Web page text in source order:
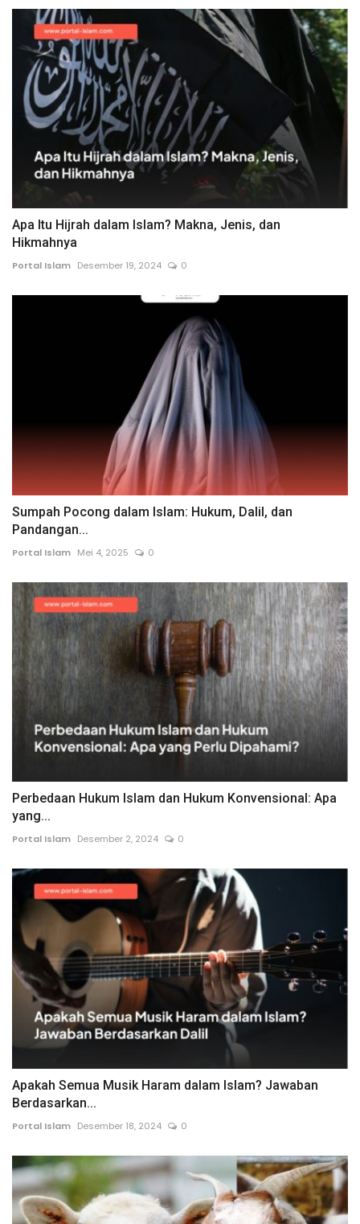
Apa Itu Hijrah dalam Islam? Makna, Jenis, dan
Hikmahnya
Portal Islam Desember 19, 2024 0
Sumpah Pocong dalam Islam: Hukum, Dalil, dan
Pandangan...
Portal Islam Mei 4, 2025 0
Perbedaan Hukum Islam dan Hukum Konvensional: Apa
yang...
Portal Islam Desember 2, 2024 0
Apakah Semua Musik Haram dalam Islam? Jawaban
Berdasarkan...
Portal Islam Desember 18, 2024 0